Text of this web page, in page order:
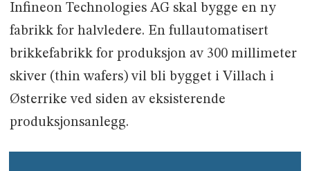
Infineon Technologies AG skal bygge en ny
fabrikk for halvledere. En fullautomatisert
brikkefabrikk for produksjon av 300 millimeter
skiver (thin wafers) vil bli bygget i Villach i
Østerrike ved siden av eksisterende
produksjonsanlegg.